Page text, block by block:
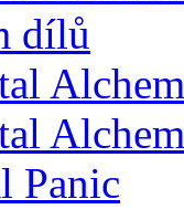
dílů
Panic